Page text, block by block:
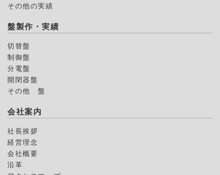
その他の実績
盤製作・実績
切替盤
制御盤
分電盤
開閉器盤
その他 盤
会社案内
社長挨拶
経営理念
会社概要
沿革